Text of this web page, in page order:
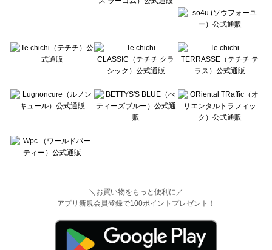
＼お買い物をもっと便利に／
アプリ新規会員登録で100ポイントプレゼント！